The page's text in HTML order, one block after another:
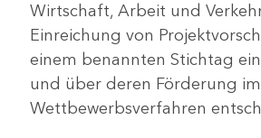
Wirtschaft, Arbeit und
Einreichung von
einem benannten Stichtag
und über deren Förderung im
Wettbewerbsverfahren